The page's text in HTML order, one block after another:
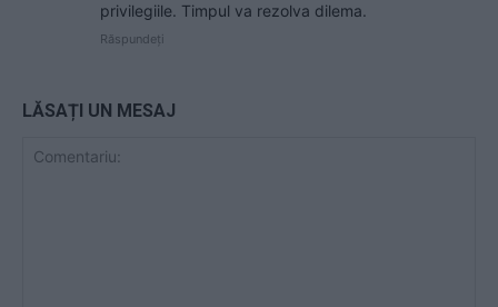
privilegiile. Timpul va rezolva dilema.
Răspundeți
LĂSAȚI UN MESAJ